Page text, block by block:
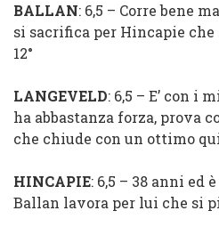
BALLAN: 6,5 – Corre bene
si sacrifica per Hincapie
12°
LANGEVELD: 6,5 – E’ con i
ha abbastanza forza, prova
che chiude con un ottimo
HINCAPIE: 6,5 – 38 anni ed
Ballan lavora per lui che si